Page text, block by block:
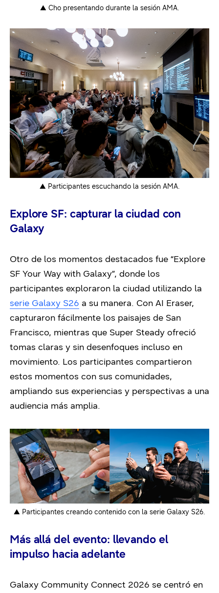
▲ Cho presentando durante la sesión AMA.
▲ Participantes escuchando la sesión AMA.
Explore SF: capturar la ciudad con
Galaxy
Otro de los momentos destacados fue “Explore
SF Your Way with Galaxy”, donde los
participantes exploraron la ciudad utilizando la
serie Galaxy S26 a su manera. Con AI Eraser,
capturaron fácilmente los paisajes de San
Francisco, mientras que Super Steady ofreció
tomas claras y sin desenfoques incluso en
movimiento. Los participantes compartieron
estos momentos con sus comunidades,
ampliando sus experiencias y perspectivas a una
audiencia más amplia.
▲ Participantes creando contenido con la serie Galaxy S26.
Más allá del evento: llevando el
impulso hacia adelante
Galaxy Community Connect 2026 se centró en